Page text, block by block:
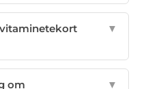
▼
om
▼